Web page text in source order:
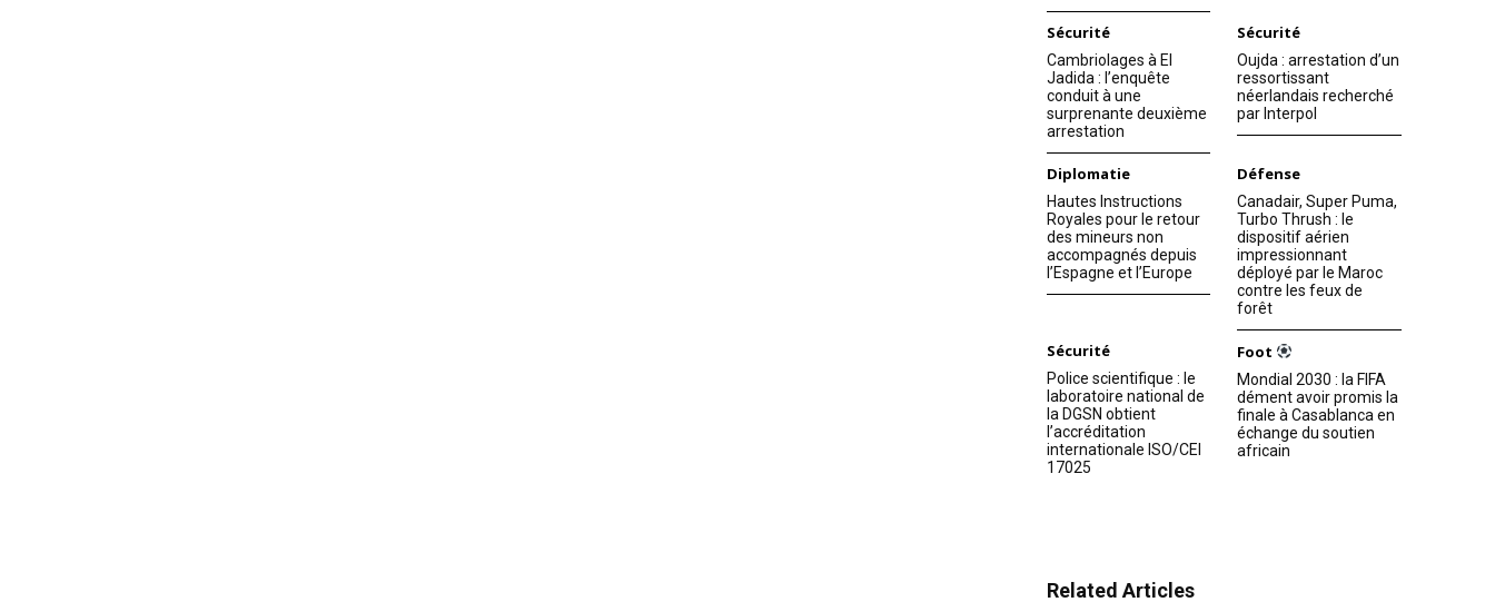
Sécurité
Cambriolages à El
Jadida : l’enquête
conduit à une
surprenante deuxième
arrestation
Sécurité
Oujda : arrestation d’un
ressortissant
néerlandais recherché
par Interpol
Diplomatie
Hautes Instructions
Royales pour le retour
des mineurs non
accompagnés depuis
l’Espagne et l’Europe
Défense
Canadair, Super Puma,
Turbo Thrush : le
dispositif aérien
impressionnant
déployé par le Maroc
contre les feux de
forêt
Sécurité
Police scientifique : le
laboratoire national de
la DGSN obtient
l’accréditation
internationale ISO/CEI
17025
Foot
Mondial 2030 : la FIFA
dément avoir promis la
finale à Casablanca en
échange du soutien
africain
Related Articles